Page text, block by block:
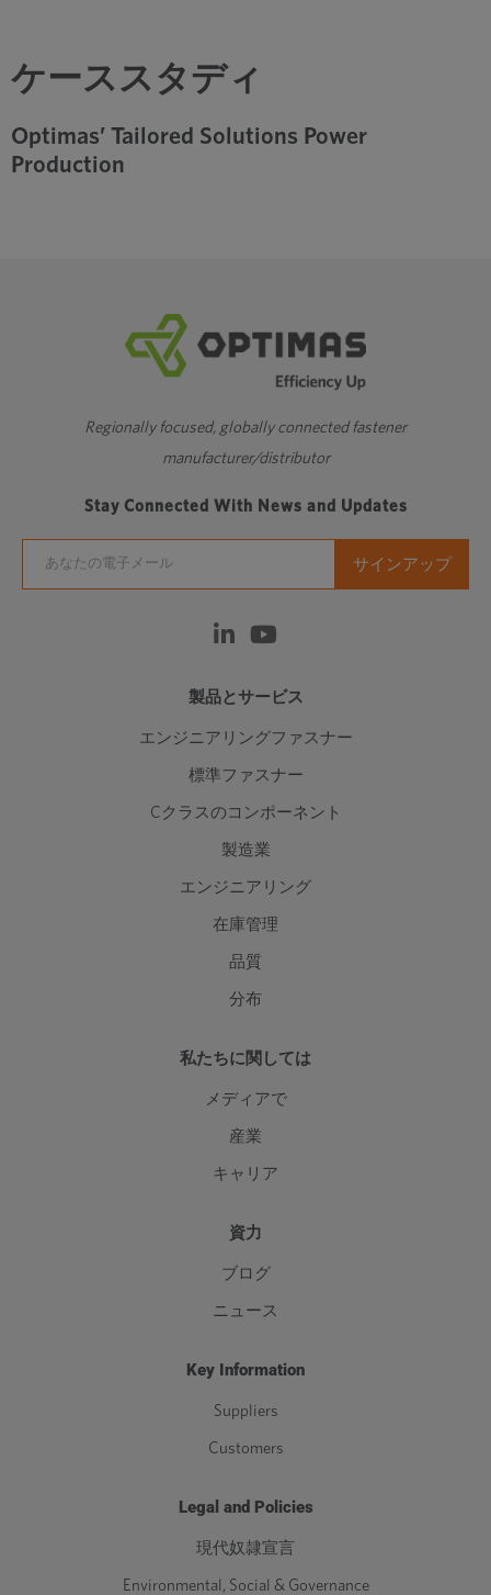
ケーススタディ
Optimas’ Tailored Solutions Power
Production
Regionally focused, globally connected fastener
manufacturer/distributor
Stay Connected With News and Updates
製品とサービス
エンジニアリングファスナー
標準ファスナー
Cクラスのコンポーネント
製造業
エンジニアリング
在庫管理
品質
分布
私たちに関しては
メディアで
産業
キャリア
資力
ブログ
ニュース
Key Information
Suppliers
Customers
Legal and Policies
現代奴隷宣言
Environmental, Social & Governance